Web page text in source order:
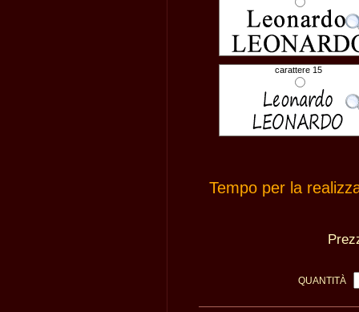
carattere 15
Tempo per la
QUANTITÀ